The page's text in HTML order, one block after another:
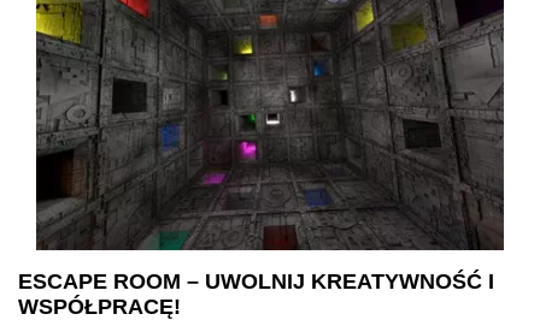
ESCAPE ROOM – UWOLNIJ KREATYWNOŚĆ I
WSPÓŁPRACĘ!